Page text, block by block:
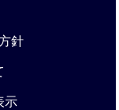
針
示